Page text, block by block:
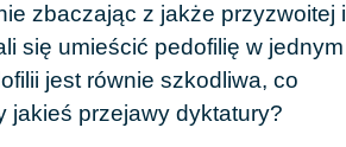
zbaczając z jakże przyzwoitej i
się umieścić pedofilię w jednym
jest równie szkodliwa, co
jakieś przejawy dyktatury?